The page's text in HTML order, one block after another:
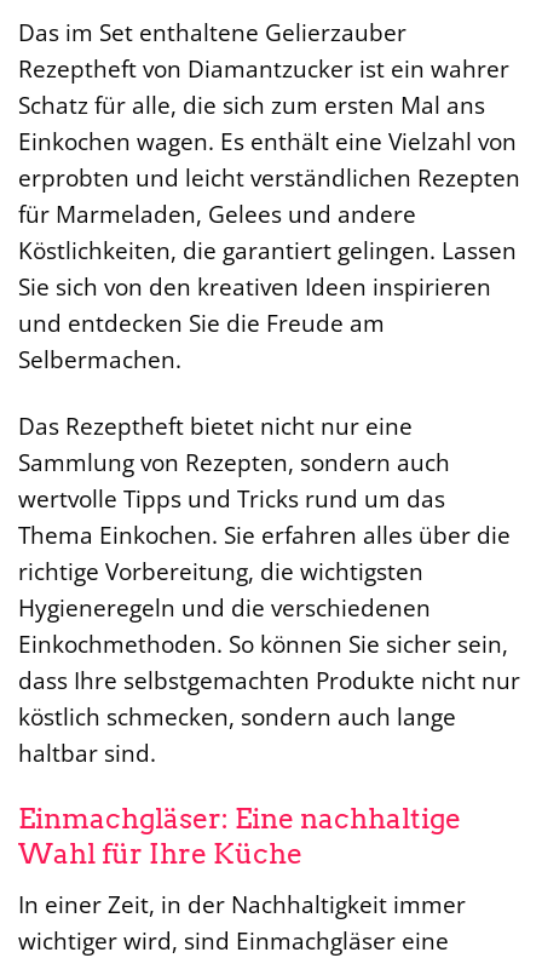
Das im Set enthaltene Gelierzauber
Rezeptheft von Diamantzucker ist ein wahrer
Schatz für alle, die sich zum ersten Mal ans
Einkochen wagen. Es enthält eine Vielzahl von
erprobten und leicht verständlichen Rezepten
für Marmeladen, Gelees und andere
Köstlichkeiten, die garantiert gelingen. Lassen
Sie sich von den kreativen Ideen inspirieren
und entdecken Sie die Freude am
Selbermachen.
Das Rezeptheft bietet nicht nur eine
Sammlung von Rezepten, sondern auch
wertvolle Tipps und Tricks rund um das
Thema Einkochen. Sie erfahren alles über die
richtige Vorbereitung, die wichtigsten
Hygieneregeln und die verschiedenen
Einkochmethoden. So können Sie sicher sein,
dass Ihre selbstgemachten Produkte nicht nur
köstlich schmecken, sondern auch lange
haltbar sind.
Einmachgläser: Eine nachhaltige
Wahl für Ihre Küche
In einer Zeit, in der Nachhaltigkeit immer
wichtiger wird, sind Einmachgläser eine